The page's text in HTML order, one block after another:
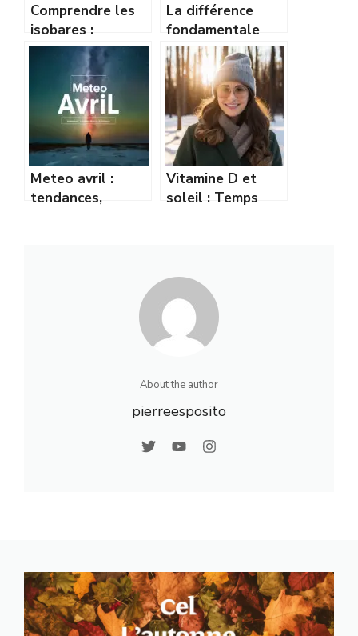
Comprendre les
isobares :
comment lire une
carte de pression
comme un pro
La différence
fondamentale
entre
météorologie et
climatologie
expliquée
Meteo avril :
tendances,
Vitamine D et
soleil : Temps
About the author
pierreesposito